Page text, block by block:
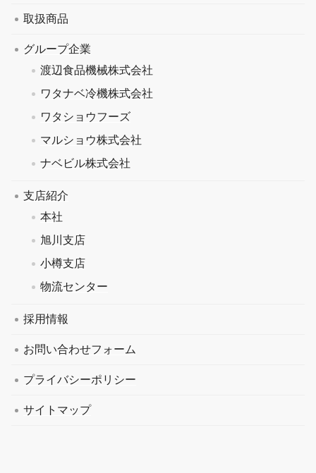
取扱商品
グループ企業
渡辺食品機械株式会社
ワタナベ冷機株式会社
ワタショウフーズ
マルショウ株式会社
ナベビル株式会社
支店紹介
本社
旭川支店
小樽支店
物流センター
採用情報
お問い合わせフォーム
プライバシーポリシー
サイトマップ